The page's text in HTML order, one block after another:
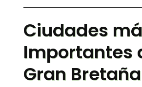
Ciudades
Importantes
Gran Bretaña